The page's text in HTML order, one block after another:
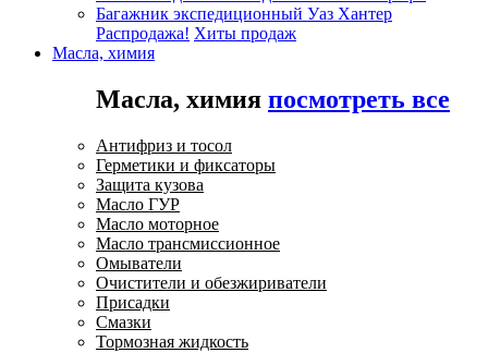
Багажник экспедиционный Уаз Хантер
Распродажа! Хиты продаж
Масла, химия
Масла, химия посмотреть все
Антифриз и тосол
Герметики и фиксаторы
Защита кузова
Масло ГУР
Масло моторное
Масло трансмиссионное
Омыватели
Очистители и обезжириватели
Присадки
Смазки
Тормозная жидкость